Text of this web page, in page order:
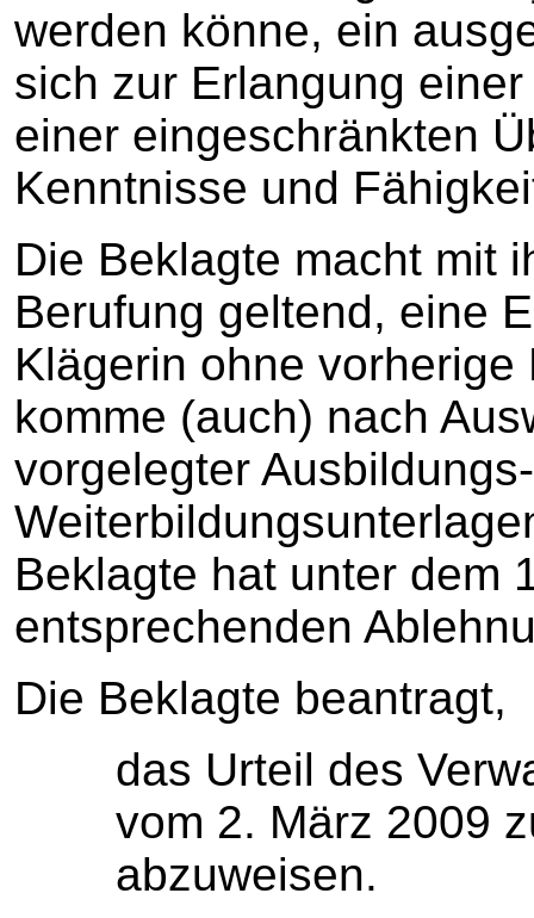
werden könne, ein
sich zur Erlangung
einer eingeschränkten
Kenntnisse und
Die Beklagte macht mit
Berufung geltend, eine
Klägerin ohne
komme (auch) nach
vorgelegter
Beklagte hat unter dem
entsprechenden
Die Beklagte beantragt,
das Urteil des
vom 2. März 2009
abzuweisen.